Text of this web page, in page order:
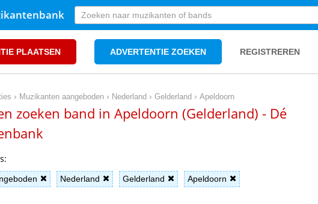
PLAATSEN ADVERTENTIE ZOEKEN REGISTREREN
› Muzikanten aangeboden › Nederland › Gelderland › Apeldoorn
zoeken band in Apeldoorn (Gelderland) - Dé
Nederland Gelderland Apeldoorn